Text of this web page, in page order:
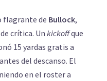
flagrante de Bullock,
crítica. Un kickoffque
15 yardas gratis a
del descanso. El
en el roster a